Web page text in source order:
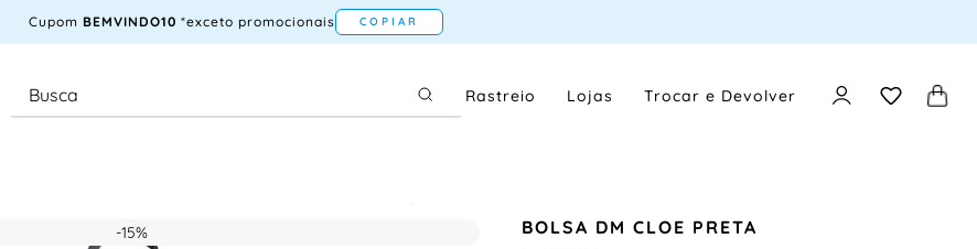
Cupom BEMVINDO10 *exceto promocionais COPIAR
Rastreio Lojas Trocar e Devolver
-15% BOLSA DM CLOE PRETA